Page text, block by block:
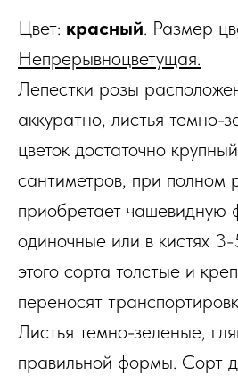
Цвет: красный. Размер
Непрерывноцветущая.
Лепестки розы
аккуратно, листья темно-
цветок достаточно
сантиметров, при полном
приобретает чашевидную
одиночные или в кистях
этого сорта толстые и
переносят
Листья темно-зеленые,
правильной формы. Сорт